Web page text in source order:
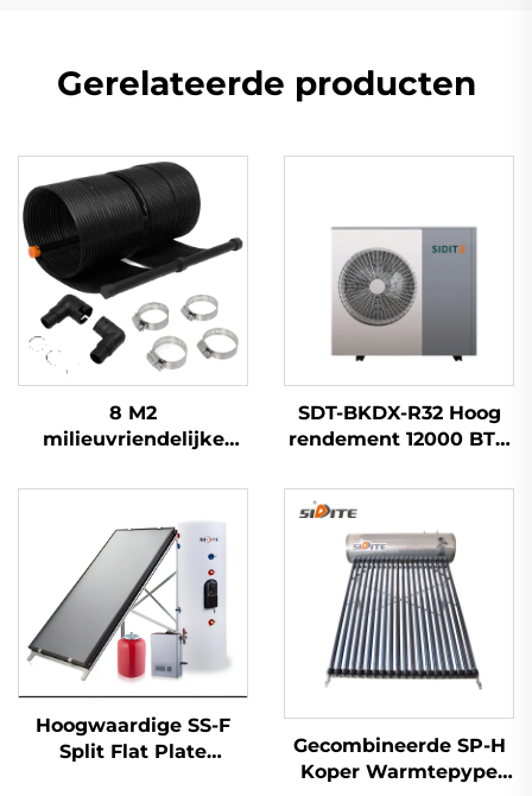
Gerelateerde producten
8 M2
milieuvriendelijke
verwarmingsmat
outdoor rubber
materiaal voor
opname van zonne-
energie
waterverwarmer
SDT-BKDX-R32 Hoog
rendement 12000 BTU
Milieuvriendelijke
Luchtbron voor Thuis,
Kantoor en
Commerciële Ruimtes
Stil
Hoogwaardige SS-F
Split Flat Plate
Gecombineerde SP-H
Koper Warmtepype